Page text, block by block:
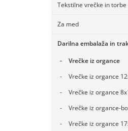
Tekstilne vrečke in torbe
Za med
Darilna embalaža in
Vrečke iz organce
Vrečke iz organce
Vrečke iz organce
Vrečke iz organce-
Vrečke iz organce